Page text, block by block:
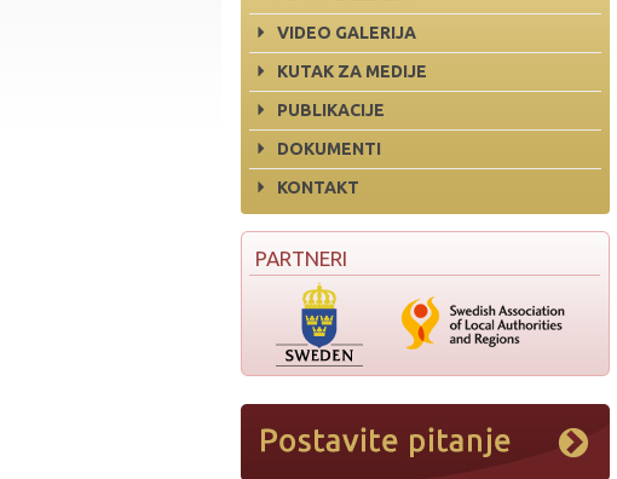
VIDEO GALERIJA
KUTAK ZA MEDIJE
PUBLIKACIJE
DOKUMENTI
KONTAKT
PARTNERI